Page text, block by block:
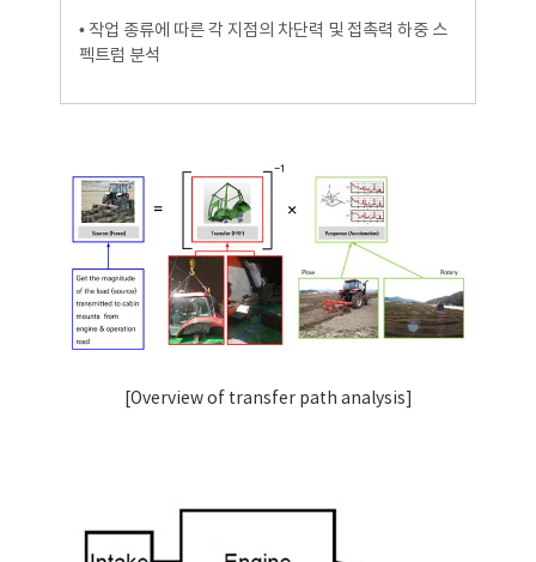
• 작업 종류에 따른 각 지점의 차단력 및 접촉력 하중 스
펙트럼 분석
[Overview of transfer path analysis]